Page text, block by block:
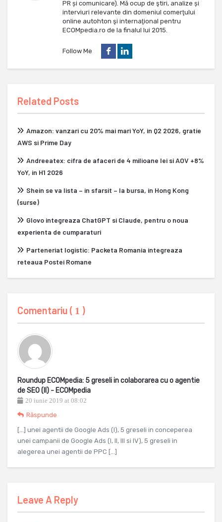
PR și comunicare). Mă ocup de ştiri, analize și
interviuri relevante din domeniul comerţului
online autohton şi internaţional pentru
ECOMpedia.ro de la finalul lui 2015.
Follow Me
Related Posts
Amazon: vanzari cu 20% mai mari YoY, in Q2 2026, gratie
AWS si Prime Day
Andreeatex: cifra de afaceri de 4 milioane lei si AOV +8%
YoY, in H1 2026
Shein se va lista – in sfarsit – la bursa, in Hong Kong
(surse)
Glovo integreaza ChatGPT si Claude, pentru o noua
experienta de cumparaturi
Parteneriat logistic: Packeta Romania integreaza
reteaua Postei Romane
Comentariu ( 1 )
Roundup ECOMpedia: 5 greseli in colaborarea cu o agentie
de SEO (II) - ECOMpedia
20 iunie 2019 at 08:02
Răspunde
[…] unei agentii de Google Ads (I), 5 greseli in conceperea
unei campanii de Google Ads (I, II, III si IV), 5 greseli in
alegerea unei agentii de PPC […]
Leave A Reply